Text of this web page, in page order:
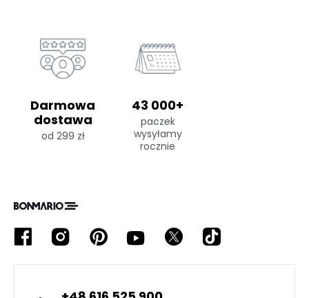
Darmowa
dostawa
od 299 zł
43 000+
paczek
wysyłamy
rocznie